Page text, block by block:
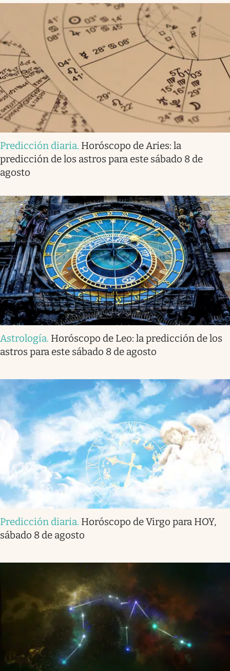
Predicción diaria. Horóscopo de Aries: la
predicción de los astros para este sábado 8 de
agosto
Astrología. Horóscopo de Leo: la predicción de los
astros para este sábado 8 de agosto
Predicción diaria. Horóscopo de Virgo para HOY,
sábado 8 de agosto